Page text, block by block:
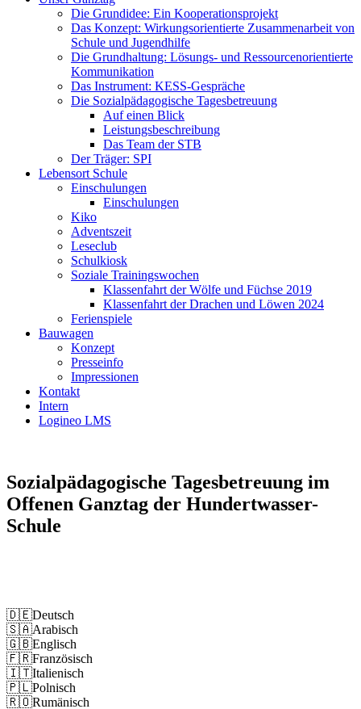
Die Grundidee: Ein Kooperationsprojekt
Das Konzept: Wirkungsorientierte Zusammenarbeit von
Schule und Jugendhilfe
Die Grundhaltung: Lösungs- und Ressourcenorientierte
Kommunikation
Das Instrument: KESS-Gespräche
Die Sozialpädagogische Tagesbetreuung
Auf einen Blick
Leistungsbeschreibung
Das Team der STB
Der Träger: SPI
Lebensort Schule
Einschulungen
Einschulungen
Kiko
Adventszeit
Leseclub
Schulkiosk
Soziale Trainingswochen
Klassenfahrt der Wölfe und Füchse 2019
Klassenfahrt der Drachen und Löwen 2024
Ferienspiele
Bauwagen
Konzept
Presseinfo
Impressionen
Kontakt
Intern
Logineo LMS
Sozialpädagogische Tagesbetreuung im
Offenen Ganztag der Hundertwasser-
Schule
🇩🇪Deutsch
🇸🇦Arabisch
🇬🇧Englisch
🇫🇷Französisch
🇮🇹Italienisch
🇵🇱Polnisch
🇷🇴Rumänisch